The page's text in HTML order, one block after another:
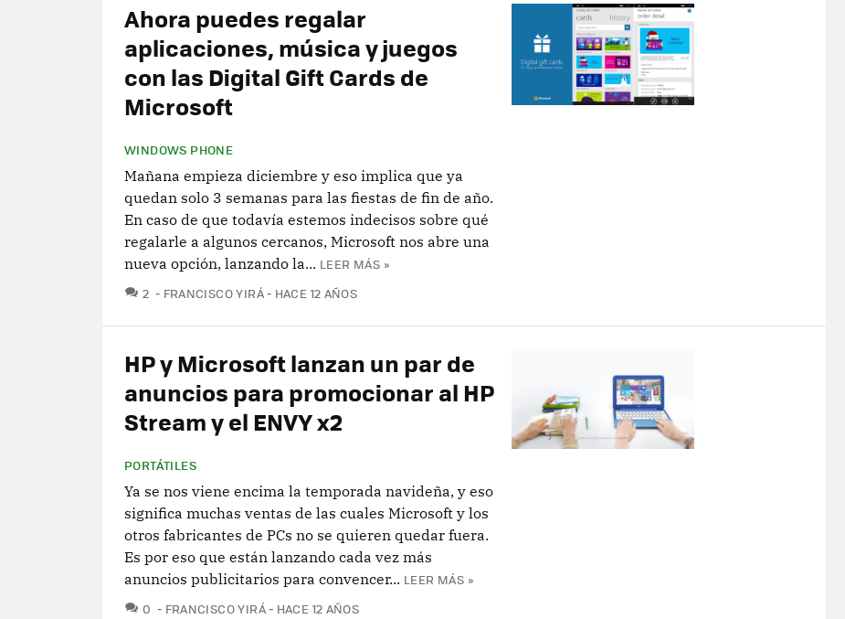
Ahora puedes regalar
aplicaciones, música y juegos
con las Digital Gift Cards de
Microsoft
WINDOWS PHONE
Mañana empieza diciembre y eso implica que ya
quedan solo 3 semanas para las fiestas de fin de año.
En caso de que todavía estemos indecisos sobre qué
regalarle a algunos cercanos, Microsoft nos abre una
nueva opción, lanzando la... LEER MÁS »
2 COMENTARIOS
FRANCISCO YIRÁ HACE 12 AÑOS
HP y Microsoft lanzan un par de
anuncios para promocionar al HP
Stream y el ENVY x2
PORTÁTILES
Ya se nos viene encima la temporada navideña, y eso
significa muchas ventas de las cuales Microsoft y los
otros fabricantes de PCs no se quieren quedar fuera.
Es por eso que están lanzando cada vez más
anuncios publicitarios para convencer... LEER MÁS »
0 COMENTARIOS
FRANCISCO YIRÁ HACE 12 AÑOS